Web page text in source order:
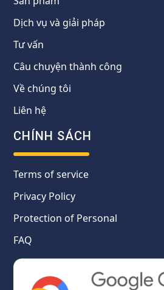
Dịch vụ và giải pháp
Tư vấn
Câu chuyện thành công
Về chúng tôi
Liên hệ
CHÍNH SÁCH
Terms of service
Privacy Policy
Protection of Personal
FAQ